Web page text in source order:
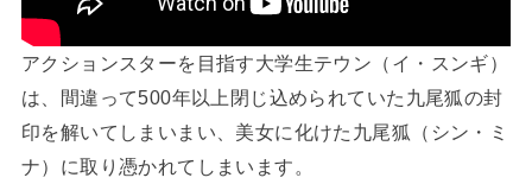
アクションスターを目指す大学生テウン（イ・スンギ）
は、間違って500年以上閉じ込められていた九尾狐の封
印を解いてしまいまい、美女に化けた九尾狐（シン・ミ
ナ）に取り憑かれてしまいます。